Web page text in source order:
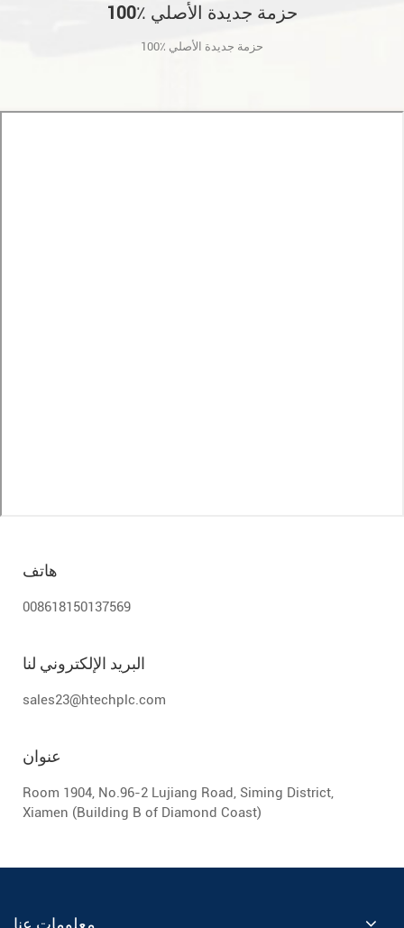
100٪ حزمة جديدة الأصلي
100٪ حزمة جديدة الأصلي
هاتف
008618150137569
البريد الإلكتروني لنا
sales23@htechplc.com
عنوان
Room 1904, No.96-2 Lujiang Road, Siming District,
Xiamen (Building B of Diamond Coast)
معلومات عنا